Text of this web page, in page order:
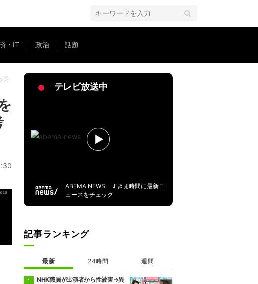
・IT 政治 話題
を守るための備えを考える
テレビ放送中
ABEMA NEWS すきま時間に最新ニ
ュースをチェック
記事ランキング
最新 24時間 週間
NHK職員が出演者から性被害→異